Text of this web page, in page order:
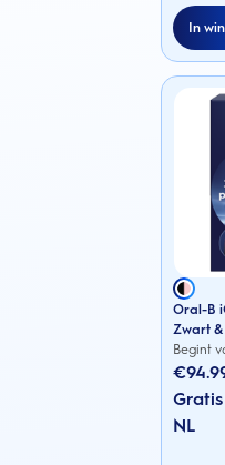
In
Oral-B
Zwart
Begint
NL